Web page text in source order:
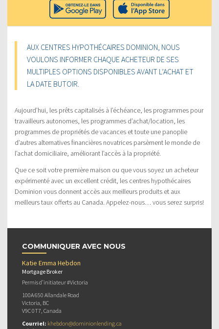
AUX CENTRES HYPOTHÉCAIRES DOMINION, NOUS
VOULONS INFORMER CHAQUE ACHETEUR DE SES
MULTIPLES OPTIONS DISPONIBLES AVANT L’ACHAT ET
LA DATE BUTOIR.
Aujourd’hui, les prêts capitalisés à l’échéance, les programmes pour
travailleurs autonomes, les programmes d’achat/location, les
programmes de propriétés de vacances et toute une panoplie
d’autres alternatives financières novatrices parsèment le monde de
l’achat domiciliaire, améliorant l’accès à la propriété.
Que ce soit votre première maison ou que vous soyez un acheteur
expérimenté avec un excellent crédit, les centres hypothécaires
Dominion vous donnent accès aux meilleurs produits et aux
meilleurs taux offerts au Canada. Appelez-nous… vous serez surpris!
COMMUNIQUER AVEC NOUS
Katie Emma Hebdon
Mortgage Broker
Permis d’initiateur #Victoria
100A 650 Allandale Road
Victoria, BC
V9C 0T7, Canada
Courriel: khebdon@dominionlending.ca